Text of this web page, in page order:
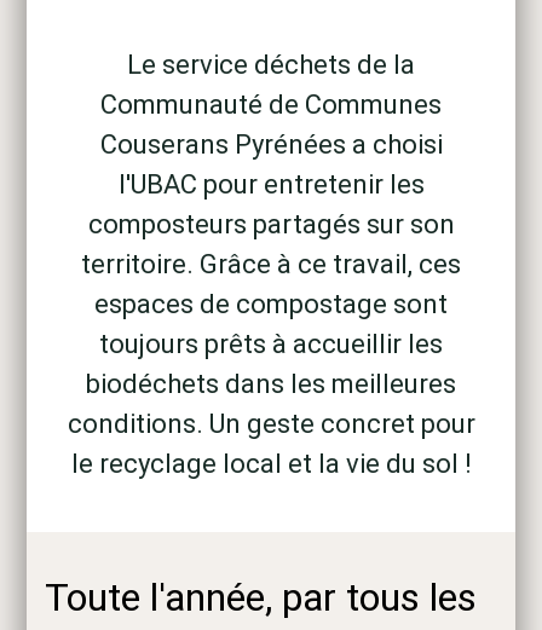
Le service déchets de la
Communauté de Communes
Couserans Pyrénées a choisi
l'UBAC pour entretenir les
composteurs partagés sur son
territoire. Grâce à ce travail, ces
espaces de compostage sont
toujours prêts à accueillir les
biodéchets dans les meilleures
conditions. Un geste concret pour
le recyclage local et la vie du sol !
Toute l'année, par tous les